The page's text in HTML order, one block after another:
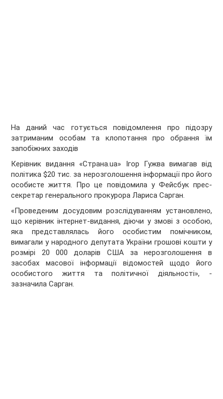
На даний час готується повідомлення про підозру
затриманим особам та клопотання про обрання їм
запобіжних заходів
Керівник видання «Страна.ua» Ігор Гужва вимагав від
політика $20 тис. за нерозголошення інформації про його
особисте життя. Про це повідомила у Фейсбук прес-
секретар генерального прокурора Лариса Сарган.
«Проведеним досудовим розслідуванням установлено,
що керівник інтернет-видання, діючи у змові з особою,
яка представлялась його особистим помічником,
вимагали у народного депутата України грошові кошти у
розмірі 20 000 доларів США за нерозголошення в
засобах масової інформації відомостей щодо його
особистого життя та політичної діяльності», -
зазначила Сарган.